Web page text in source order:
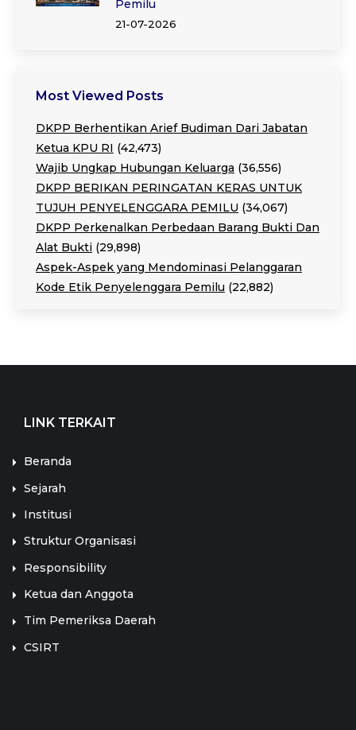
Pemilu
21-07-2026
Most Viewed Posts
DKPP Berhentikan Arief Budiman Dari Jabatan
Ketua KPU RI (42,473)
Wajib Ungkap Hubungan Keluarga (36,556)
DKPP BERIKAN PERINGATAN KERAS UNTUK
TUJUH PENYELENGGARA PEMILU (34,067)
DKPP Perkenalkan Perbedaan Barang Bukti Dan
Alat Bukti (29,898)
Aspek-Aspek yang Mendominasi Pelanggaran
Kode Etik Penyelenggara Pemilu (22,882)
LINK TERKAIT
Beranda
Sejarah
Institusi
Struktur Organisasi
Responsibility
Ketua dan Anggota
Tim Pemeriksa Daerah
CSIRT